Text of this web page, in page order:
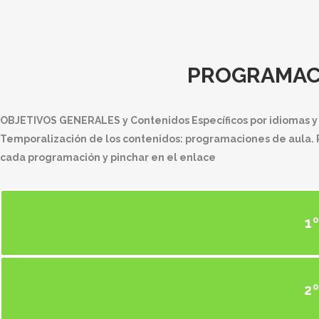
OBJETIVOS GENERALES y Contenidos Específicos por idiomas
Temporalización de los contenidos: programaciones de
cada programación y pinchar en el enlace